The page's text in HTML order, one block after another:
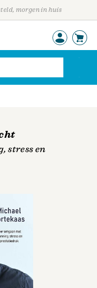
morgen in huis
stress en